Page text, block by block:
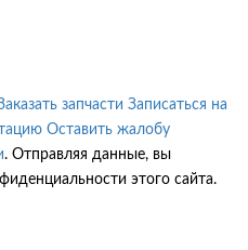
запчасти Записаться на
Оставить жалобу
. Отправляя данные, вы
этого сайта.